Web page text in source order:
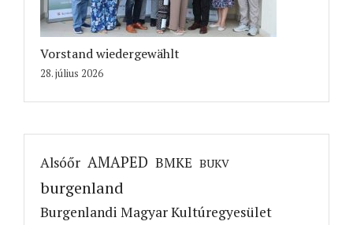
Vorstand wiedergewählt
28. július 2026
Alsóőr AMAPED BMKE BUKV
burgenland
Burgenlandi Magyar Kultúregyesület